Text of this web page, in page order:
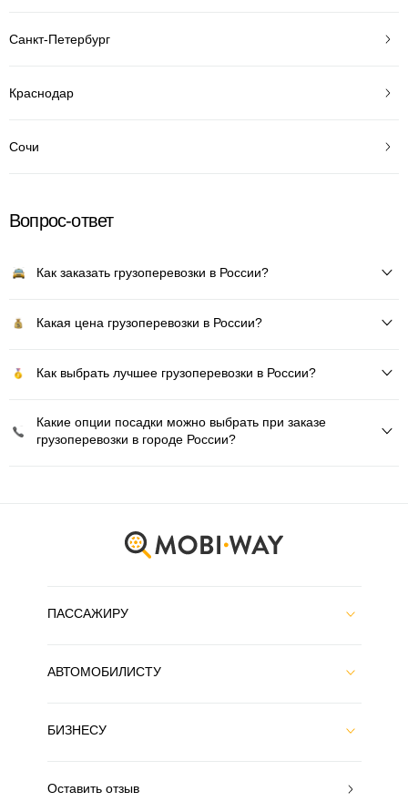
Санкт-Петербург
Краснодар
Сочи
Вопрос-ответ
Как заказать грузоперевозки в России?
Какая цена грузоперевозки в России?
Как выбрать лучшее грузоперевозки в России?
Какие опции посадки можно выбрать при заказе
грузоперевозки в городе России?
ПАССАЖИРУ
АВТОМОБИЛИСТУ
БИЗНЕСУ
Оставить отзыв